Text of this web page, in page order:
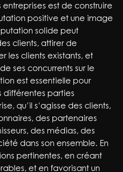
est de construire
positive et une image
solide peut
clients, attirer de
les clients existants, et
ses concurrents sur le
est essentielle pour
différentes parties
qu’il s’agisse des clients,
des partenaires
des médias, des
dans son ensemble. En
pertinentes, en créant
et en favorisant un